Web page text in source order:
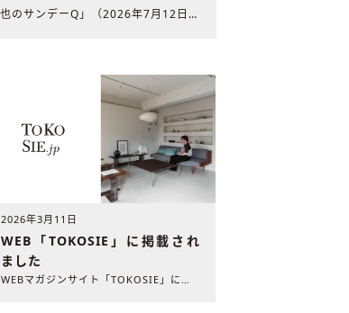
生活情報番組「上田晋也のサンデーQ」（2026年7月12日 ..
2026年3月11日
WEB「TOKOSIE」に掲載され
ました